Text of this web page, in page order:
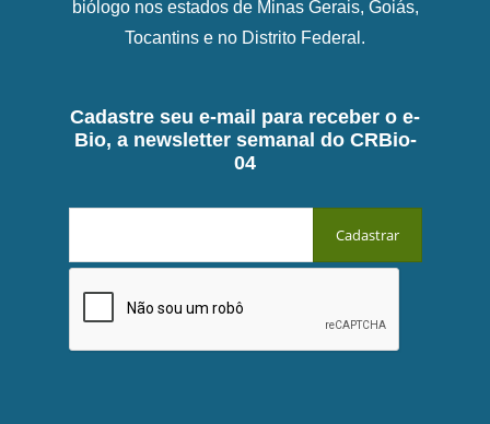
biólogo nos estados de Minas Gerais, Goiás,
Tocantins e no Distrito Federal.
Cadastre seu e-mail para receber o e-
Bio, a newsletter semanal do CRBio-
04